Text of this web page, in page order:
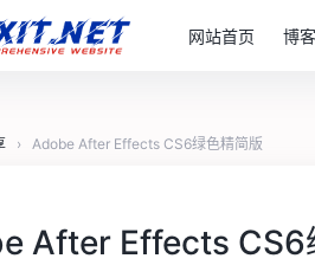
网站首页 博
› Adobe After Effects CS6绿色精简版
After Effects CS6